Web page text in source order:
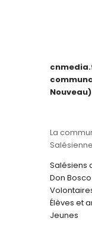
La
Salésiens
Don Bosco
Élèves et
Jeunes